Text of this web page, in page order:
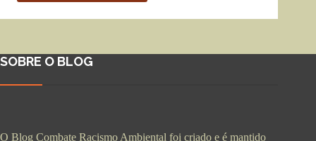
SOBRE O BLOG
O Blog Combate Racismo Ambiental foi criado e é mantido